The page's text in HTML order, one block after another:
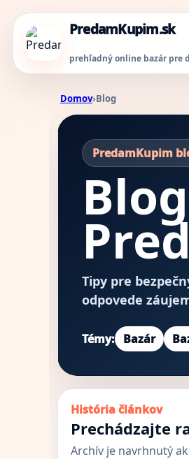
PredamKupim.sk
prehľadný online bazár pre
Domov›Blog
PredamKupim
Blog
Tipy pre
odpovede
Témy: Bazár
História článkov
Prechádzajte
Archív je navrhnutý